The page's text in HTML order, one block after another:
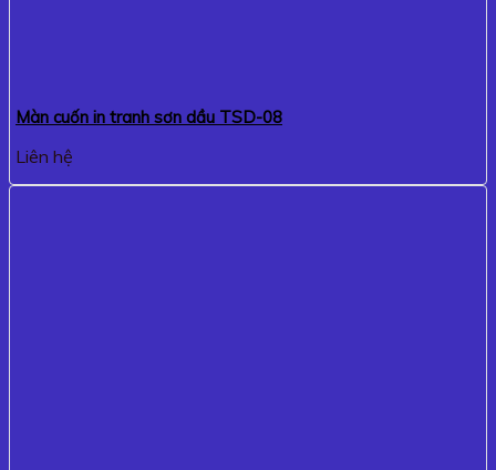
Màn cuốn in tranh sơn dầu TSD-08
Liên hệ